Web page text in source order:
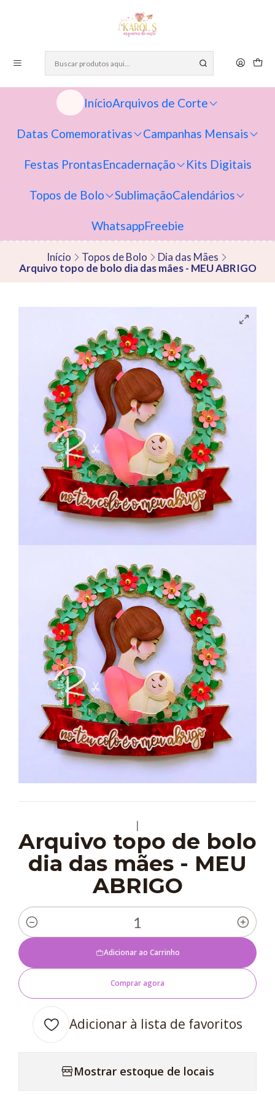
InícioArquivos de Corte
Datas Comemorativas Campanhas Mensais
Festas ProntasEncadernação Kits Digitais
Topos de Bolo SublimaçãoCalendários
WhatsappFreebie
Início Topos de Bolo
Dia das Mães
Arquivo topo de bolo dia das mães - MEU ABRIGO
|
Arquivo topo de bolo
dia das mães - MEU
ABRIGO
Quantidade
Adicionar ao Carrinho
Comprar agora
Adicionar à lista de favoritos
Mostrar estoque de locais